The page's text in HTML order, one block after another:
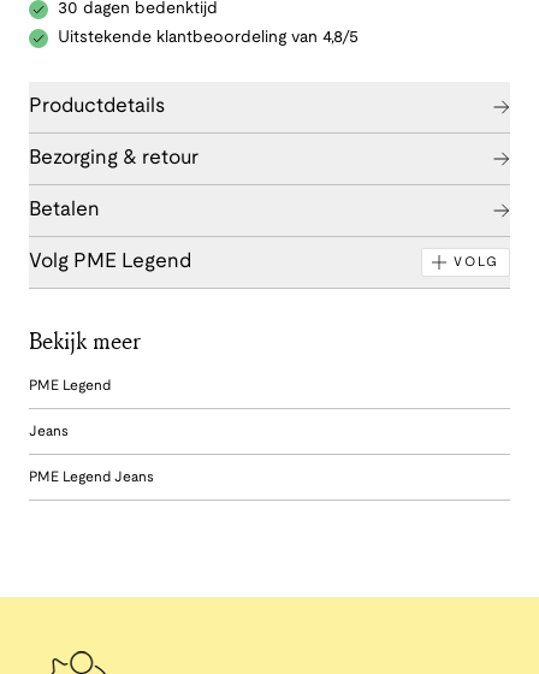
30 dagen bedenktijd
Uitstekende klantbeoordeling van 4,8/5
Productdetails
Bezorging & retour
Betalen
Volg PME Legend VOLG
Bekijk meer
PME Legend
Jeans
PME Legend Jeans